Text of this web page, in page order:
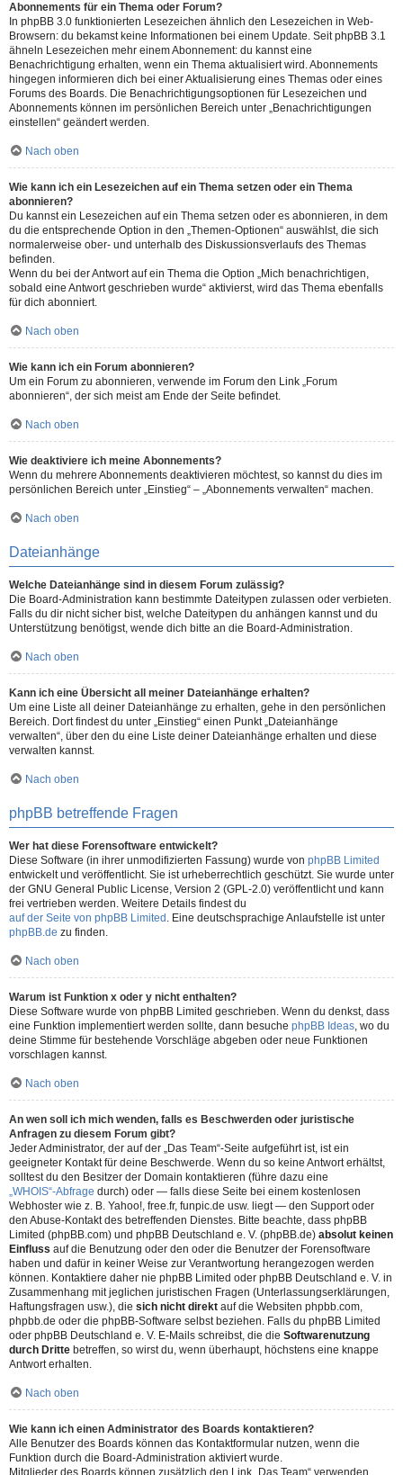
Abonnements für ein Thema oder Forum?
In phpBB 3.0 funktionierten Lesezeichen ähnlich den Lesezeichen in Web-
Browsern: du bekamst keine Informationen bei einem Update. Seit phpBB 3.1
ähneln Lesezeichen mehr einem Abonnement: du kannst eine
Benachrichtigung erhalten, wenn ein Thema aktualisiert wird. Abonnements
hingegen informieren dich bei einer Aktualisierung eines Themas oder eines
Forums des Boards. Die Benachrichtigungsoptionen für Lesezeichen und
Abonnements können im persönlichen Bereich unter „Benachrichtigungen
einstellen“ geändert werden.
Nach oben
Wie kann ich ein Lesezeichen auf ein Thema setzen oder ein Thema
abonnieren?
Du kannst ein Lesezeichen auf ein Thema setzen oder es abonnieren, in dem
du die entsprechende Option in den „Themen-Optionen“ auswählst, die sich
normalerweise ober- und unterhalb des Diskussionsverlaufs des Themas
befinden.
Wenn du bei der Antwort auf ein Thema die Option „Mich benachrichtigen,
sobald eine Antwort geschrieben wurde“ aktivierst, wird das Thema ebenfalls
für dich abonniert.
Nach oben
Wie kann ich ein Forum abonnieren?
Um ein Forum zu abonnieren, verwende im Forum den Link „Forum
abonnieren“, der sich meist am Ende der Seite befindet.
Nach oben
Wie deaktiviere ich meine Abonnements?
Wenn du mehrere Abonnements deaktivieren möchtest, so kannst du dies im
persönlichen Bereich unter „Einstieg“ – „Abonnements verwalten“ machen.
Nach oben
Dateianhänge
Welche Dateianhänge sind in diesem Forum zulässig?
Die Board-Administration kann bestimmte Dateitypen zulassen oder verbieten.
Falls du dir nicht sicher bist, welche Dateitypen du anhängen kannst und du
Unterstützung benötigst, wende dich bitte an die Board-Administration.
Nach oben
Kann ich eine Übersicht all meiner Dateianhänge erhalten?
Um eine Liste all deiner Dateianhänge zu erhalten, gehe in den persönlichen
Bereich. Dort findest du unter „Einstieg“ einen Punkt „Dateianhänge
verwalten“, über den du eine Liste deiner Dateianhänge erhalten und diese
verwalten kannst.
Nach oben
phpBB betreffende Fragen
Wer hat diese Forensoftware entwickelt?
Diese Software (in ihrer unmodifizierten Fassung) wurde von phpBB Limited
entwickelt und veröffentlicht. Sie ist urheberrechtlich geschützt. Sie wurde unter
der GNU General Public License, Version 2 (GPL-2.0) veröffentlicht und kann
frei vertrieben werden. Weitere Details findest du
auf der Seite von phpBB Limited . Eine deutschsprachige Anlaufstelle ist unter
phpBB.de zu finden.
Nach oben
Warum ist Funktion x oder y nicht enthalten?
Diese Software wurde von phpBB Limited geschrieben. Wenn du denkst, dass
eine Funktion implementiert werden sollte, dann besuche phpBB Ideas, wo du
deine Stimme für bestehende Vorschläge abgeben oder neue Funktionen
vorschlagen kannst.
Nach oben
An wen soll ich mich wenden, falls es Beschwerden oder juristische
Anfragen zu diesem Forum gibt?
Jeder Administrator, der auf der „Das Team“-Seite aufgeführt ist, ist ein
geeigneter Kontakt für deine Beschwerde. Wenn du so keine Antwort erhältst,
solltest du den Besitzer der Domain kontaktieren (führe dazu eine
„WHOIS“-Abfrage durch) oder — falls diese Seite bei einem kostenlosen
Webhoster wie z. B. Yahoo!, free.fr, funpic.de usw. liegt — den Support oder
den Abuse-Kontakt des betreffenden Dienstes. Bitte beachte, dass phpBB
Limited (phpBB.com) und phpBB Deutschland e. V. (phpBB.de) absolut keinen
Einfluss auf die Benutzung oder den oder die Benutzer der Forensoftware
haben und dafür in keiner Weise zur Verantwortung herangezogen werden
können. Kontaktiere daher nie phpBB Limited oder phpBB Deutschland e. V. in
Zusammenhang mit jeglichen juristischen Fragen (Unterlassungserklärungen,
Haftungsfragen usw.), die sich nicht direkt auf die Websiten phpbb.com,
phpbb.de oder die phpBB-Software selbst beziehen. Falls du phpBB Limited
oder phpBB Deutschland e. V. E-Mails schreibst, die die Softwarenutzung
durch Dritte betreffen, so wirst du, wenn überhaupt, höchstens eine knappe
Antwort erhalten.
Nach oben
Wie kann ich einen Administrator des Boards kontaktieren?
Alle Benutzer des Boards können das Kontaktformular nutzen, wenn die
Funktion durch die Board-Administration aktiviert wurde.
Mitglieder des Boards können zusätzlich den Link „Das Team“ verwenden.